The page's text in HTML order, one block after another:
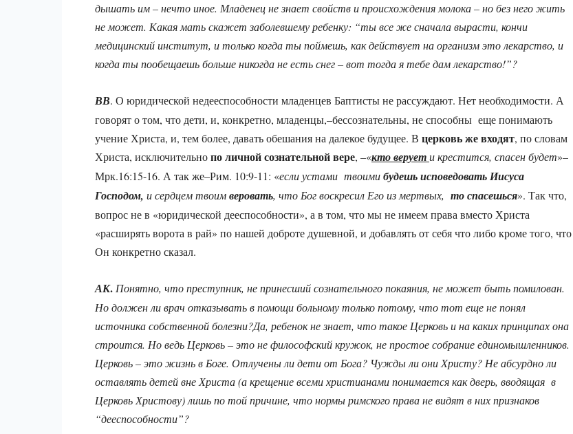
дышать им – нечто иное. Младенец не знает свойств и происхождения молока – но без него жить
не может. Какая мать скажет заболевшему ребенку: “ты все же сначала вырасти, кончи
медицинский институт, и только когда ты поймешь, как действует на организм это лекарство, и
когда ты пообещаешь больше никогда не есть снег – вот тогда я тебе дам лекарство!”?
ВВ. О юридической недееспособности младенцев Баптисты не рассуждают. Нет необходимости. А
говорят о том, что дети, и, конкретно, младенцы,–бессознательны, не способны еще понимають
учение Христа, и, тем более, давать обешания на далекое будущее. В церковь же входят, по словам
Христа, исключительнопо личной сознательной вере, –«кто веруети крестится, спасен будет»–
Мрк.16:15-16. А так же–Рим. 10:9-11: «если устами твоимибудешь исповедовать Иисуса
Господом, и сердцем твоимверовать, что Бог воскресил Его из мертвых, то спасешься». Так что,
вопрос не в «юридической дееспособности», а в том, что мы не имеем права вместо Христа
«расширять ворота в рай» по нашей доброте душевной, и добавлять от себя что либо кроме того, что
Он конкретно сказал.
АК. Понятно, что преступник, не принесший сознательного покаяния, не может быть помилован.
Но должен ли врач отказывать в помощи больному только потому, что тот еще не понял
источника собственной болезни?Да, ребенок не знает, что такое Церковь и на каких принципах она
строится. Но ведь Церковь – это не философский кружок, не простое собрание единомышленников.
Церковь – это жизнь в Боге. Отлучены ли дети от Бога? Чужды ли они Христу? Не абсурдно ли
оставлять детей вне Христа (а крещение всеми христианами понимается как дверь, вводящая в
Церковь Христову) лишь по той причине, что нормы римского права не видят в них признаков
“дееспособности”?